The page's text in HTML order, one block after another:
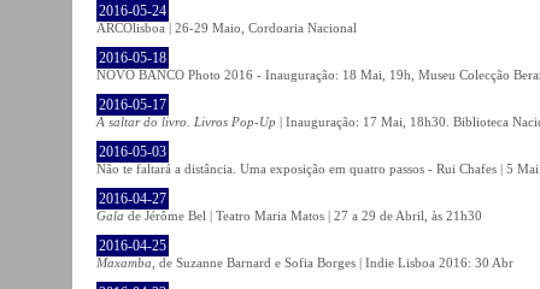
2016-05-24
ARCOlisboa | 26-29 Maio, Cordoaria Nacional
2016-05-18
NOVO BANCO Photo 2016 - Inauguração: 18 Mai, 19h, Museu Colecção
2016-05-17
A saltar do livro. Livros Pop-Up | Inauguração: 17 Mai, 18h30. Biblioteca
2016-05-03
Não te faltará a distância. Uma exposição em quatro passos - Rui Chafes | 5
2016-04-27
Gala de Jérôme Bel | Teatro Maria Matos | 27 a 29 de Abril, às 21h30
2016-04-25
Maxamba , de Suzanne Barnard e Sofia Borges | Indie Lisboa 2016: 30 Abr